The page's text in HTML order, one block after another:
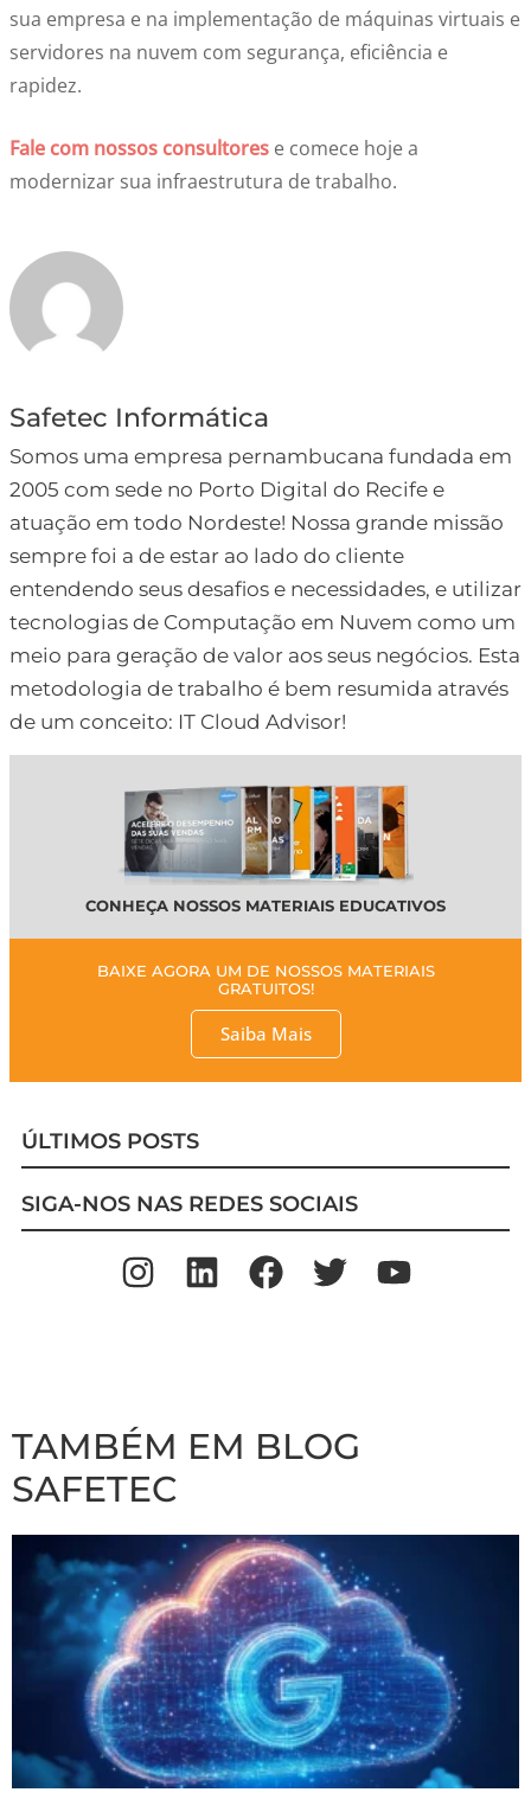
sua empresa e na implementação de máquinas virtuais e
servidores na nuvem com segurança, eficiência e
rapidez.
Fale com nossos consultores e comece hoje a
modernizar sua infraestrutura de trabalho.
Safetec Informática
Somos uma empresa pernambucana fundada em
2005 com sede no Porto Digital do Recife e
atuação em todo Nordeste! Nossa grande missão
sempre foi a de estar ao lado do cliente
entendendo seus desafios e necessidades, e utilizar
tecnologias de Computação em Nuvem como um
meio para geração de valor aos seus negócios. Esta
metodologia de trabalho é bem resumida através
de um conceito: IT Cloud Advisor!
CONHEÇA NOSSOS MATERIAIS EDUCATIVOS
BAIXE AGORA UM DE NOSSOS MATERIAIS
GRATUITOS!
Saiba Mais
ÚLTIMOS POSTS
SIGA-NOS NAS REDES SOCIAIS
TAMBÉM EM BLOG
SAFETEC